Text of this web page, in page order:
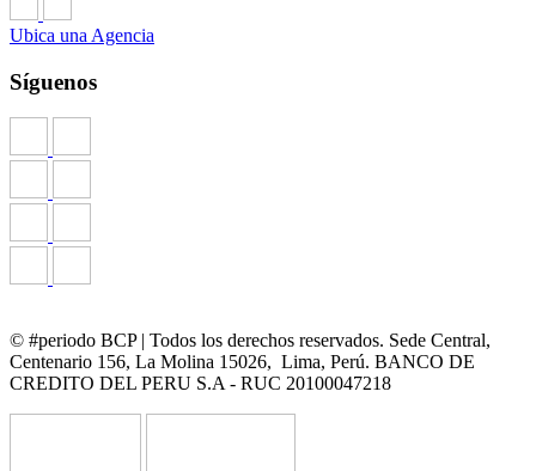
Ubica una Agencia
Síguenos
© #periodo BCP | Todos los derechos reservados. Sede Central,
Centenario 156, La Molina 15026, Lima, Perú. BANCO DE
CREDITO DEL PERU S.A - RUC 20100047218